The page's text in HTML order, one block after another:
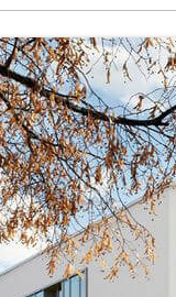
SCHULVIDEO
SCHULLEITUNG